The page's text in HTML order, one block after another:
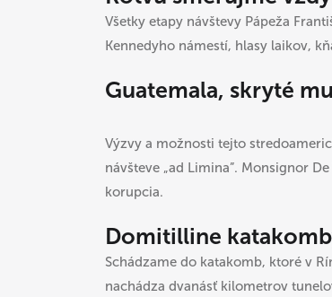
Všetky etapy návštevy Pápeža
Kennedyho námestí, hlasy laikov,
Guatemala, skryté
Výzvy a možnosti tejto
návšteve „ad Limina”. Monsignor
korupcia.
Domitilline
Schádzame do katakomb, ktoré v
nachádza dvanásť kilometrov